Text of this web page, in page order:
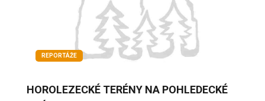
REPORTÁŽE
HOROLEZECKÉ TERÉNY NA POHLEDECKÉ